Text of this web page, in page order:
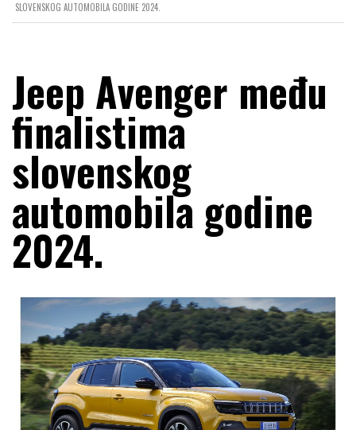
SLOVENSKOG AUTOMOBILA GODINE 2024.
Jeep Avenger među
finalistima
slovenskog
automobila godine
2024.